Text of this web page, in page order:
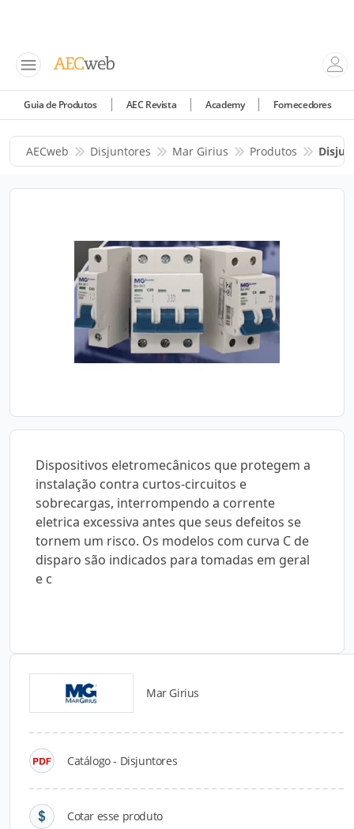
Guia de Produtos AEC Revista Academy Fornecedores
AECweb Disjuntores Mar Girius Produtos
Dispositivos eletromecânicos que protegem a
instalação contra curtos-circuitos e
sobrecargas, interrompendo a corrente
eletrica excessiva antes que seus defeitos se
tornem um risco. Os modelos com curva C de
disparo são indicados para tomadas em geral
e c
Mar Girius
Catálogo - Disjuntores
Cotar esse produto
Detalhes do produto
Dispositivos eletromecânicos que protegem a